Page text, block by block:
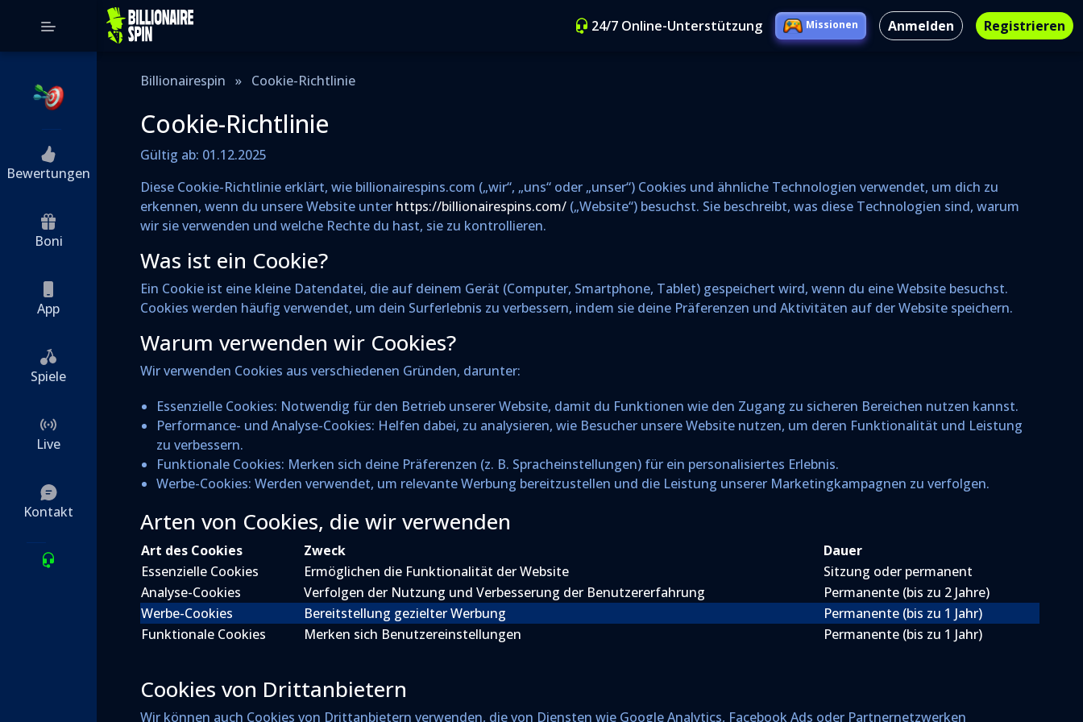
Bewertungen
Boni
App
Spiele
Live
Kontakt
24/7 Online-Unterstützung Missionen Anmelden Registrieren
Billionairespin » Cookie-Richtlinie
Cookie-Richtlinie
Gültig ab: 01.12.2025
Diese Cookie-Richtlinie erklärt, wie billionairespins.com („wir“, „uns“ oder „unser“) Cookies und ähnliche Technologien verwendet, um dich zu
erkennen, wenn du unsere Website unter https://billionairespins.com/ („Website“) besuchst. Sie beschreibt, was diese Technologien sind, warum
wir sie verwenden und welche Rechte du hast, sie zu kontrollieren.
Was ist ein Cookie?
Ein Cookie ist eine kleine Datendatei, die auf deinem Gerät (Computer, Smartphone, Tablet) gespeichert wird, wenn du eine Website besuchst.
Cookies werden häufig verwendet, um dein Surferlebnis zu verbessern, indem sie deine Präferenzen und Aktivitäten auf der Website speichern.
Warum verwenden wir Cookies?
Wir verwenden Cookies aus verschiedenen Gründen, darunter:
Essenzielle Cookies: Notwendig für den Betrieb unserer Website, damit du Funktionen wie den Zugang zu sicheren Bereichen nutzen kannst.
Performance- und Analyse-Cookies: Helfen dabei, zu analysieren, wie Besucher unsere Website nutzen, um deren Funktionalität und Leistung
zu verbessern.
Funktionale Cookies: Merken sich deine Präferenzen (z. B. Spracheinstellungen) für ein personalisiertes Erlebnis.
Werbe-Cookies: Werden verwendet, um relevante Werbung bereitzustellen und die Leistung unserer Marketingkampagnen zu verfolgen.
Arten von Cookies, die wir verwenden
Art des Cookies Zweck
Dauer
Essenzielle Cookies
Ermöglichen die Funktionalität der Website
Sitzung oder permanent
Analyse-Cookies
Verfolgen der Nutzung und Verbesserung der Benutzererfahrung
Permanente (bis zu 2 Jahre)
Werbe-Cookies
Bereitstellung gezielter Werbung
Permanente (bis zu 1 Jahr)
Funktionale Cookies
Merken sich Benutzereinstellungen Permanente (bis zu 1 Jahr)
Cookies von Drittanbietern
Wir können auch Cookies von Drittanbietern verwenden, die von Diensten wie Google Analytics, Facebook Ads oder Partnernetzwerken